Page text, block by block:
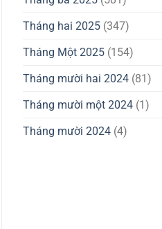
Tháng hai 2025 (347)
Tháng Một 2025 (154)
Tháng mười hai 2024 (81)
Tháng mười một 2024 (1)
Tháng mười 2024 (4)